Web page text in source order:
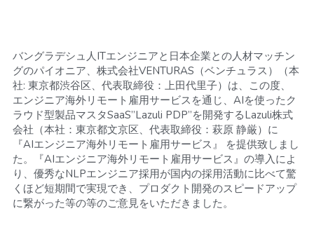
バングラデシュ人ITエンジニアと日本企業との人材マッチン
グのパイオニア、株式会社VENTURAS（ベンチュラス）（本
社: 東京都渋谷区、代表取締役：上田代里子）は、この度、
エンジニア海外リモート雇用サービスを通じ、AIを使ったク
ラウド型製品マスタSaaS”Lazuli PDP”を開発するLazuli株式
会社（本社：東京都文京区、代表取締役：萩原 静厳）に
『AIエンジニア海外リモート雇用サービス』 を提供致しまし
た。『AIエンジニア海外リモート雇用サービス』の導入によ
り、優秀なNLPエンジニア採用が国内の採用活動に比べて驚
くほど短期間で実現でき、プロダクト開発のスピードアップ
に繋がった等の等のご意見をいただきました。